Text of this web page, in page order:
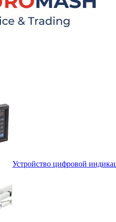
Устройство цифровой